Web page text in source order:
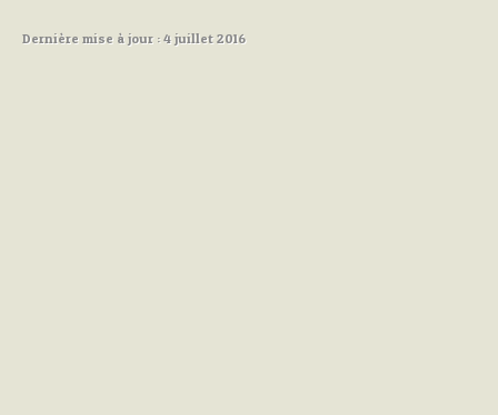
Dernière mise à jour : 4 juillet 2016